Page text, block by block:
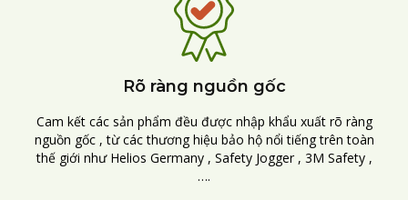
Rõ ràng nguồn gốc
Cam kết các sản phẩm đều được nhập khẩu xuất rõ ràng
nguồn gốc , từ các thương hiệu bảo hộ nổi tiếng trên toàn
thế giới như Helios Germany , Safety Jogger , 3M Safety ,
….